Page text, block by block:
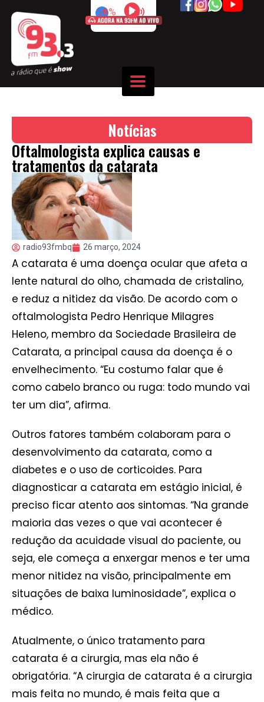
50%
Notícias
Oftalmologista explica causas e
tratamentos da catarata
radio93fmbq 26 março, 2024
A catarata é uma doença ocular que afeta a
lente natural do olho, chamada de cristalino,
e reduz a nitidez da visão. De acordo com o
oftalmologista Pedro Henrique Milagres
Heleno, membro da Sociedade Brasileira de
Catarata, a principal causa da doença é o
envelhecimento. “Eu costumo falar que é
como cabelo branco ou ruga: todo mundo vai
ter um dia”, afirma.
Outros fatores também colaboram para o
desenvolvimento da catarata, como a
diabetes e o uso de corticoides. Para
diagnosticar a catarata em estágio inicial, é
preciso ficar atento aos sintomas. “Na grande
maioria das vezes o que vai acontecer é
redução da acuidade visual do paciente, ou
seja, ele começa a enxergar menos e ter uma
menor nitidez na visão, principalmente em
situações de baixa luminosidade”, explica o
médico.
Atualmente, o único tratamento para
catarata é a cirurgia, mas ela não é
obrigatória. “A cirurgia de catarata é a cirurgia
mais feita no mundo, é mais feita que a